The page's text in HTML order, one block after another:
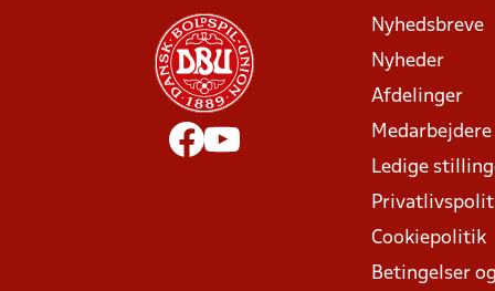
Nyhedsbreve
Nyheder
Afdelinger
Medarbejdere
Ledige
Cookiepolitik
Betingelser